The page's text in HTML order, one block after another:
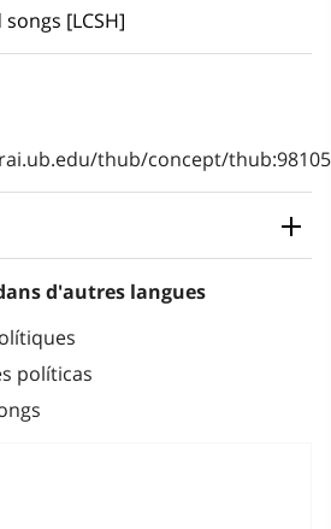
[LCSH]
thub/concept/
d'autres langues
políticas